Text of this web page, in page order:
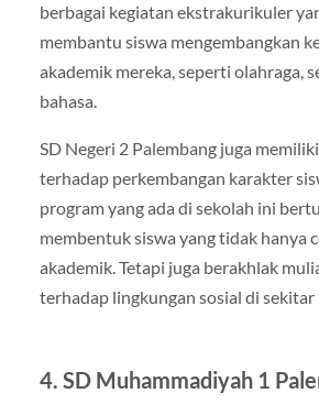
berbagai kegiatan ekstrakurikuler
membantu siswa mengembangkan
akademik mereka, seperti olahraga,
bahasa.
SD Negeri 2 Palembang juga
terhadap perkembangan karakter
program yang ada di sekolah ini
membentuk siswa yang tidak hanya
akademik. Tetapi juga berakhlak
terhadap lingkungan sosial di sekitar
4. SD Muhammadiyah 1